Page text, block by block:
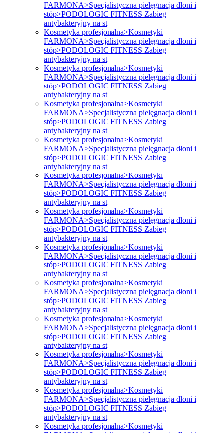
FARMONA>Specjalistyczna pielęgnacja dłoni i
stóp>PODOLOGIC FITNESS Zabieg
antybakteryjny na st
Kosmetyka profesjonalna>Kosmetyki
FARMONA>Specjalistyczna pielęgnacja dłoni i
stóp>PODOLOGIC FITNESS Zabieg
antybakteryjny na st
Kosmetyka profesjonalna>Kosmetyki
FARMONA>Specjalistyczna pielęgnacja dłoni i
stóp>PODOLOGIC FITNESS Zabieg
antybakteryjny na st
Kosmetyka profesjonalna>Kosmetyki
FARMONA>Specjalistyczna pielęgnacja dłoni i
stóp>PODOLOGIC FITNESS Zabieg
antybakteryjny na st
Kosmetyka profesjonalna>Kosmetyki
FARMONA>Specjalistyczna pielęgnacja dłoni i
stóp>PODOLOGIC FITNESS Zabieg
antybakteryjny na st
Kosmetyka profesjonalna>Kosmetyki
FARMONA>Specjalistyczna pielęgnacja dłoni i
stóp>PODOLOGIC FITNESS Zabieg
antybakteryjny na st
Kosmetyka profesjonalna>Kosmetyki
FARMONA>Specjalistyczna pielęgnacja dłoni i
stóp>PODOLOGIC FITNESS Zabieg
antybakteryjny na st
Kosmetyka profesjonalna>Kosmetyki
FARMONA>Specjalistyczna pielęgnacja dłoni i
stóp>PODOLOGIC FITNESS Zabieg
antybakteryjny na st
Kosmetyka profesjonalna>Kosmetyki
FARMONA>Specjalistyczna pielęgnacja dłoni i
stóp>PODOLOGIC FITNESS Zabieg
antybakteryjny na st
Kosmetyka profesjonalna>Kosmetyki
FARMONA>Specjalistyczna pielęgnacja dłoni i
stóp>PODOLOGIC FITNESS Zabieg
antybakteryjny na st
Kosmetyka profesjonalna>Kosmetyki
FARMONA>Specjalistyczna pielęgnacja dłoni i
stóp>PODOLOGIC FITNESS Zabieg
antybakteryjny na st
Kosmetyka profesjonalna>Kosmetyki
FARMONA>Specjalistyczna pielęgnacja dłoni i
stóp>PODOLOGIC FITNESS Zabieg
antybakteryjny na st
Kosmetyka profesjonalna>Kosmetyki